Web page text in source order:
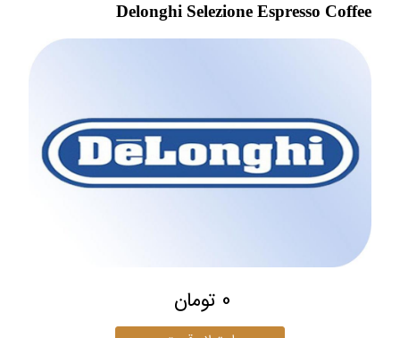
Delonghi Selezione Espresso Coffee
0 تومان